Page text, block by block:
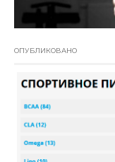
ОПУБЛИКОВАНО